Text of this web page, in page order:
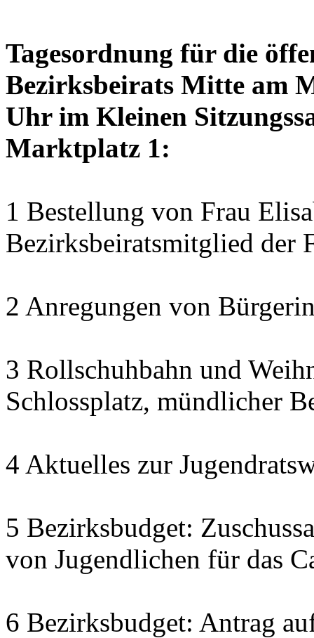
Tagesordnung für die
Bezirksbeirats Mitte am
Uhr im Kleinen
Marktplatz 1:
1 Bestellung von Frau
Bezirksbeiratsmitglied der
2 Anregungen von
3 Rollschuhbahn und
Schlossplatz, mündlicher
4 Aktuelles zur
5 Bezirksbudget:
von Jugendlichen für das
6 Bezirksbudget: Antrag